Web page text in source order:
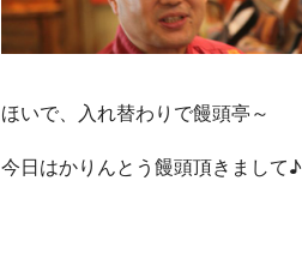
ほいで、入れ替わりで饅頭亭～
今日はかりんとう饅頭頂きまして♪